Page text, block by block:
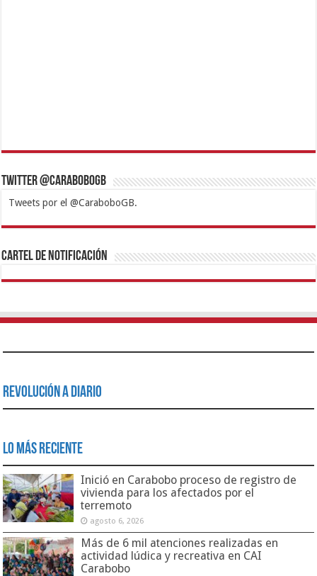
Twitter @CaraboboGB
Tweets por el @CaraboboGB.
1xbetBetturkeyBetistKralbetSupertotobetTipobetMatadorbetMariobet
https://mvbcasino.com/
Cartel de Notificación
Revolución a Diario
Lo Más Reciente
Inició en Carabobo proceso de registro de
vivienda para los afectados por el
terremoto
agosto 6, 2026
Más de 6 mil atenciones realizadas en
actividad lúdica y recreativa en CAI
Carabobo